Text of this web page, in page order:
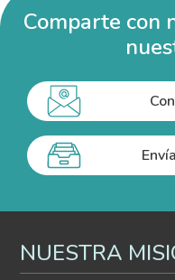
Comparte con
NUESTRA